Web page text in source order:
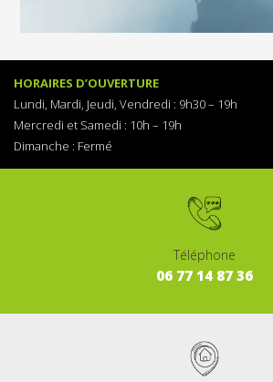
HORAIRES D’OUVERTURE
Lundi, Mardi, Jeudi, Vendredi : 9h30 – 19h
Mercredi et Samedi : 10h – 19h
Dimanche : Fermé
Téléphone
06 77 14 87 36